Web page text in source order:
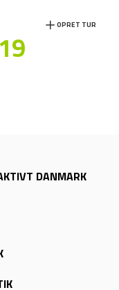
OPRET TUR
DANMARK